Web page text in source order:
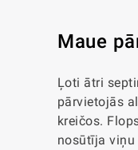
Maue
Ļoti ātri
pārvietojās
kreičos.
nosūtīja viņu